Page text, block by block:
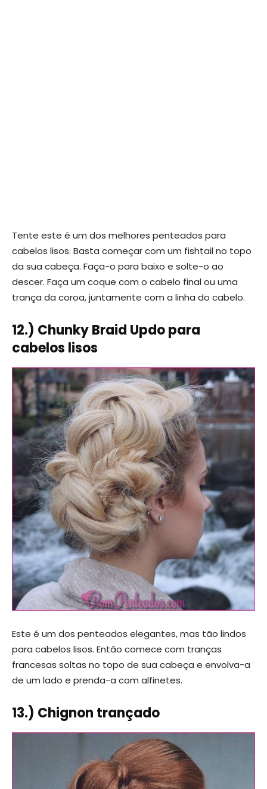
Tente este é um dos melhores penteados para
cabelos lisos. Basta começar com um fishtail no topo
da sua cabeça. Faça-o para baixo e solte-o ao
descer. Faça um coque com o cabelo final ou uma
trança da coroa, juntamente com a linha do cabelo.
12.) Chunky Braid Updo para
cabelos lisos
Este é um dos penteados elegantes, mas tão lindos
para cabelos lisos. Então comece com tranças
francesas soltas no topo de sua cabeça e envolva-a
de um lado e prenda-a com alfinetes.
13.) Chignon trançado